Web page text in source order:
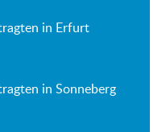
in Erfurt
in Sonneberg